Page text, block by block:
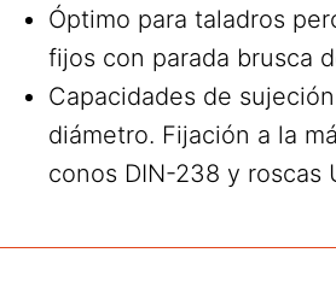
Óptimo para taladros
fijos con parada brusca
Capacidades de
diámetro. Fijación a la
conos DIN-238 y roscas